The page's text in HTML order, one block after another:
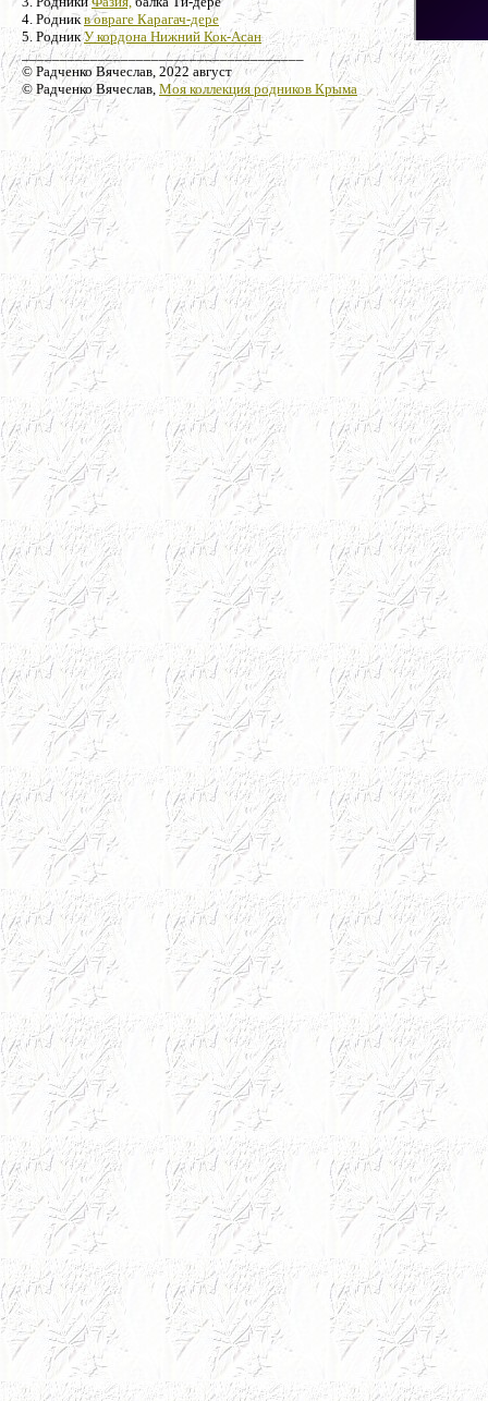
4. Родникв овраге Карагач-дере
5. РодникУ кордона Нижний Кок-Асан
_____________________________________
© Радченко Вячеслав, 2022 август
© Радченко Вячеслав, Моя коллекция родников Крыма